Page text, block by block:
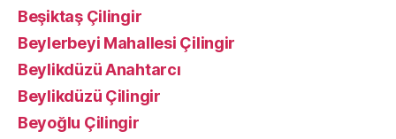
Beşiktaş Çilingir
Beylerbeyi Mahallesi Çilingir
Beylikdüzü Anahtarcı
Beylikdüzü Çilingir
Beyoğlu Çilingir